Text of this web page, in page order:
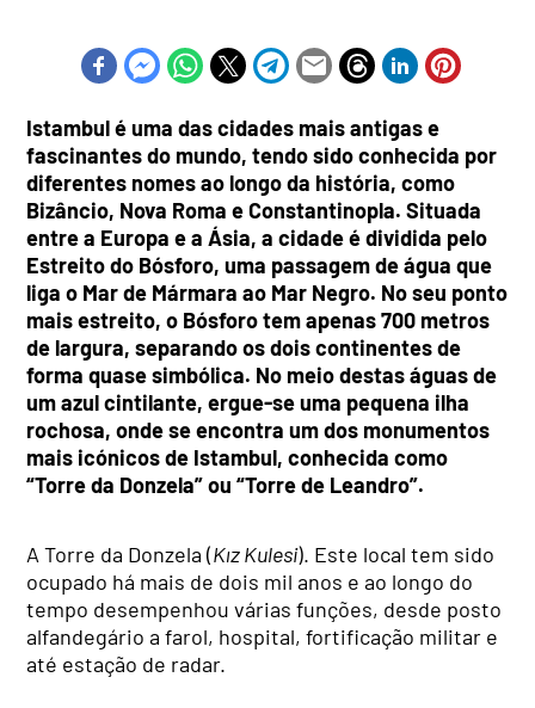
Istambul é uma das cidades mais antigas e
fascinantes do mundo, tendo sido conhecida por
diferentes nomes ao longo da história, como
Bizâncio, Nova Roma e Constantinopla. Situada
entre a Europa e a Ásia, a cidade é dividida pelo
Estreito do Bósforo, uma passagem de água que
liga o Mar de Mármara ao Mar Negro. No seu ponto
mais estreito, o Bósforo tem apenas 700 metros
de largura, separando os dois continentes de
forma quase simbólica. No meio destas águas de
um azul cintilante, ergue-se uma pequena ilha
rochosa, onde se encontra um dos monumentos
mais icónicos de Istambul, conhecida como
“Torre da Donzela” ou “Torre de Leandro”.
A Torre da Donzela (Kız Kulesi). Este local tem sido
ocupado há mais de dois mil anos e ao longo do
tempo desempenhou várias funções, desde posto
alfandegário a farol, hospital, fortificação militar e
até estação de radar.